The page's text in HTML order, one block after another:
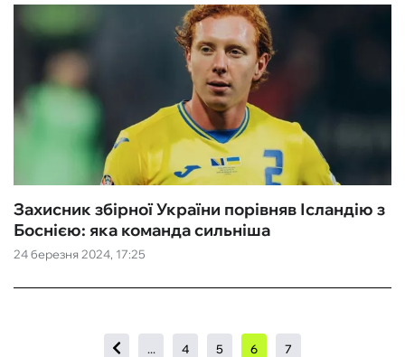
24 березня 2024, 17:25
Захисник збірної України порівняв Ісландію з
Боснією: яка команда сильніша
... 4 5 6 7